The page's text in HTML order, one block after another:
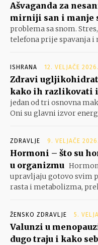
Ašvaganda za
mirniji san i manje
problema sa snom.
telefona prije spavanja i
ISHRANA 12. VELJAČE 2026.
Zdravi
kako ih razlikovati
jedan od tri osnovna
Oni su glavni izvor
ZDRAVLJE 9. VELJAČE 2026.
Hormoni – što su
u organizmu
upravljaju gotovo svim
rasta i metabolizma,
ŽENSKO ZDRAVLJE 5.
Valunzi u
dugo traju i kako